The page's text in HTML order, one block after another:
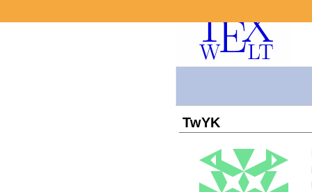
TwYK